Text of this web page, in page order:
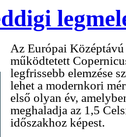
Az Európai
működtetett
legfrissebb elemzése
lehet a modernkori
első olyan év,
meghaladja az 1,5
időszakhoz képest.